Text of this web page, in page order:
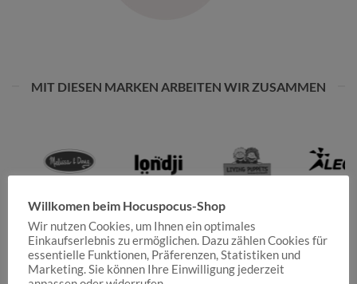
MIT DIESEN MARKEN ARBEITEN WIR ZUSAMMEN
Willkomen beim Hocuspocus-Shop
Wir nutzen Cookies, um Ihnen ein optimales
Einkaufserlebnis zu ermöglichen. Dazu zählen Cookies für
essentielle Funktionen, Präferenzen, Statistiken und
Marketing. Sie können Ihre Einwilligung jederzeit